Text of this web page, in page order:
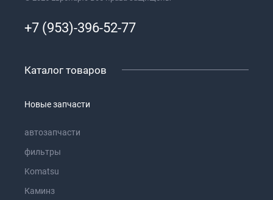
+7 (953)-396-52-77
Каталог товаров
Новые запчасти
автозапчасти
фильтры
Komatsu
Каминз